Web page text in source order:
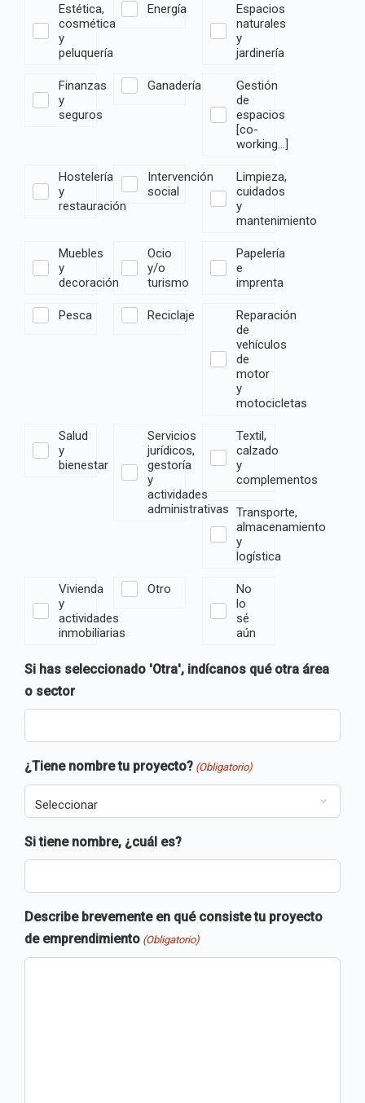
Estética,
cosmética
y
peluquería
Energía
Espacios
naturales
y
jardinería
Finanzas
y
seguros
Ganadería
Gestión
de
espacios
[co-
working...]
Hostelería
y
restauración
Intervención
social
Limpieza,
cuidados
y
mantenimiento
Muebles
y
decoración
Ocio
y/o
turismo
Papelería
e
imprenta
Pesca Reciclaje
Reparación
de
vehículos
de
motor
y
motocicletas
Salud
y
bienestar
Servicios
jurídicos,
gestoría
y
actividades
administrativas
Textil,
calzado
y
complementos
Transporte,
almacenamiento
y
logística
Vivienda
y
actividades
inmobiliarias
Otro
No
lo
sé
aún
Si has seleccionado 'Otra', indícanos qué otra área
o sector
¿Tiene nombre tu proyecto? (Obligatorio)
Si tiene nombre, ¿cuál es?
Describe brevemente en qué consiste tu proyecto
de emprendimiento (Obligatorio)